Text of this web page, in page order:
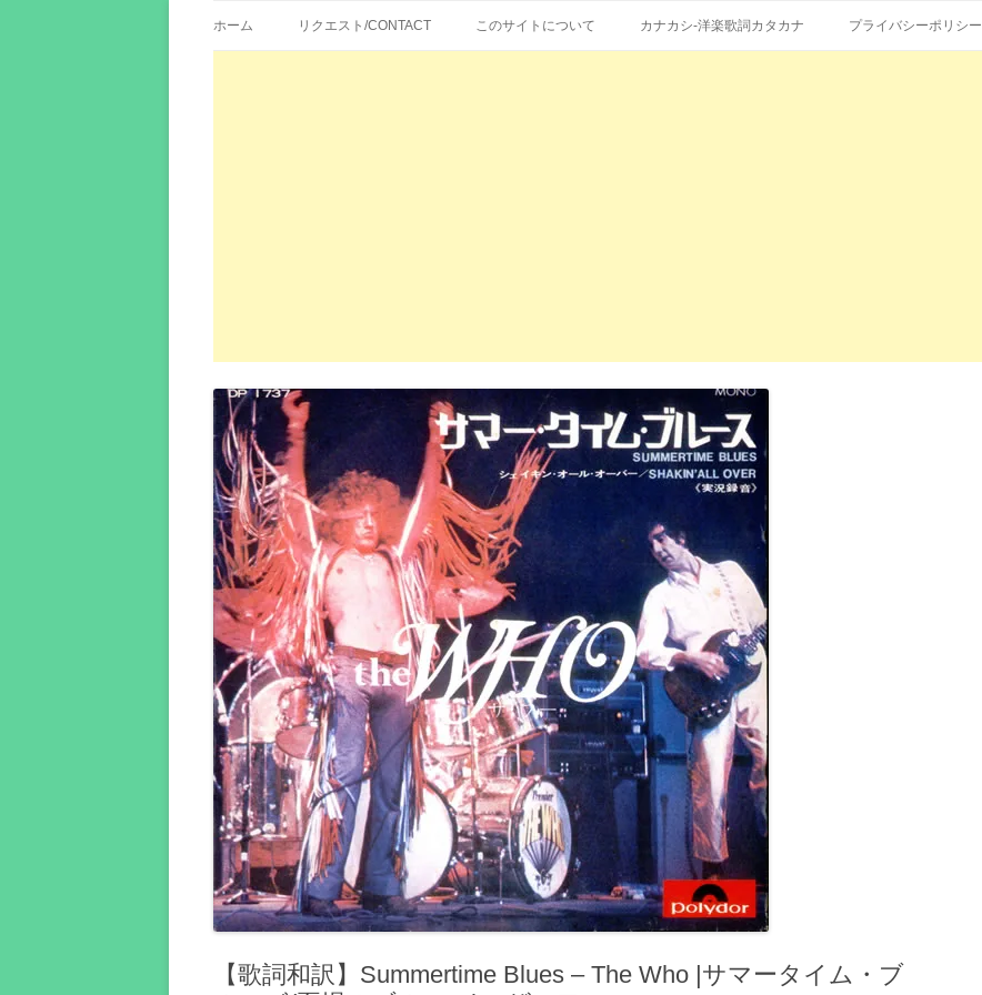
エイカシ | 洋楽歌詞の和訳、英語の意味、読み方
ン
ン
ホーム リクエスト/CONTACT このサイトについて カナカシ-洋楽歌詞カタカナ プライバシーポリシー
【歌詞和訳】Summertime Blues – The Who |サマータイム・ブ